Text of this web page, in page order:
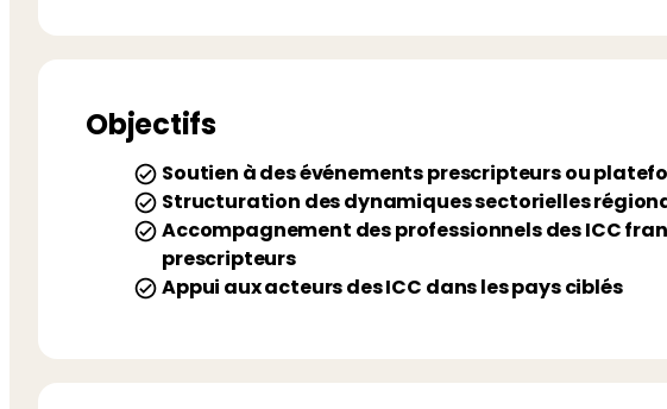
Objectifs
Soutien à des événements prescripteurs ou
Structuration des dynamiques sectorielles
Accompagnement des professionnels des ICC
prescripteurs
Appui aux acteurs des ICC dans les pays ciblés